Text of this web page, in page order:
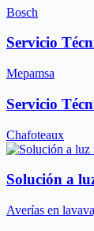
Bosch
Servicio
Mepamsa
Servicio
Chafoteaux
Solución a
Averías en